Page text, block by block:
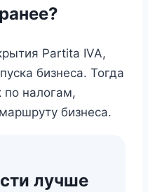
Partita IVA,
бизнеса. Тогда
налогам,
бизнеса.
лучше